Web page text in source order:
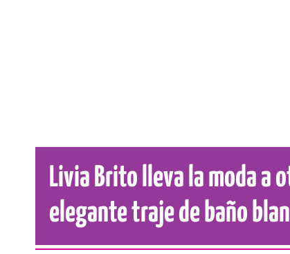
Livia Brito lleva la moda a
elegante traje de baño